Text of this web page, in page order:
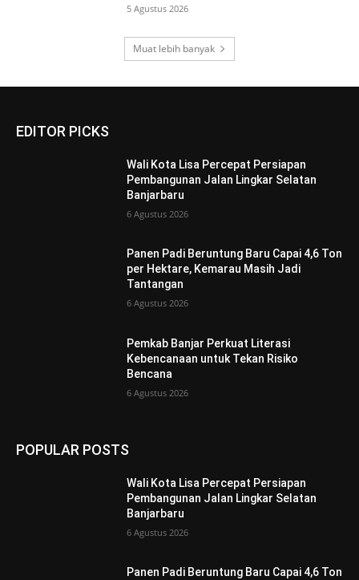
5 Agustus 2026
Muat lebih banyak
EDITOR PICKS
Wali Kota Lisa Percepat Persiapan
Pembangunan Jalan Lingkar Selatan
Banjarbaru
6 Agustus 2026
Panen Padi Beruntung Baru Capai 4,6 Ton
per Hektare, Kemarau Masih Jadi
Tantangan
6 Agustus 2026
Pemkab Banjar Perkuat Literasi
Kebencanaan untuk Tekan Risiko
Bencana
6 Agustus 2026
POPULAR POSTS
Wali Kota Lisa Percepat Persiapan
Pembangunan Jalan Lingkar Selatan
Banjarbaru
6 Agustus 2026
Panen Padi Beruntung Baru Capai 4,6 Ton